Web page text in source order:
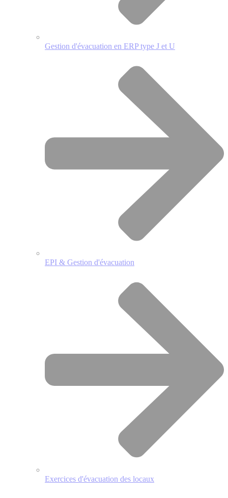
Gestion d'évacuation en ERP type J et U
EPI & Gestion d'évacuation
Exercices d'évacuation des locaux